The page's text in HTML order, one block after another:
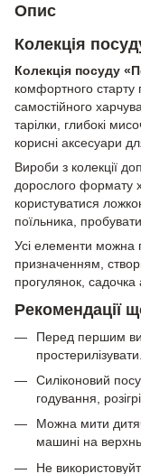
Опис
Колекція
Колекція посуду
комфортного старту
самостійного
тарілки, глибокі
корисні аксесуари
Вироби з колекції
дорослого формату
користуватися
поїльника, пробувати
Усі елементи можна
призначенням,
прогулянок,
Рекомендації
Перед першим
простерилізувати.
Силіконовий
годування,
Можна мити
машині на
Не